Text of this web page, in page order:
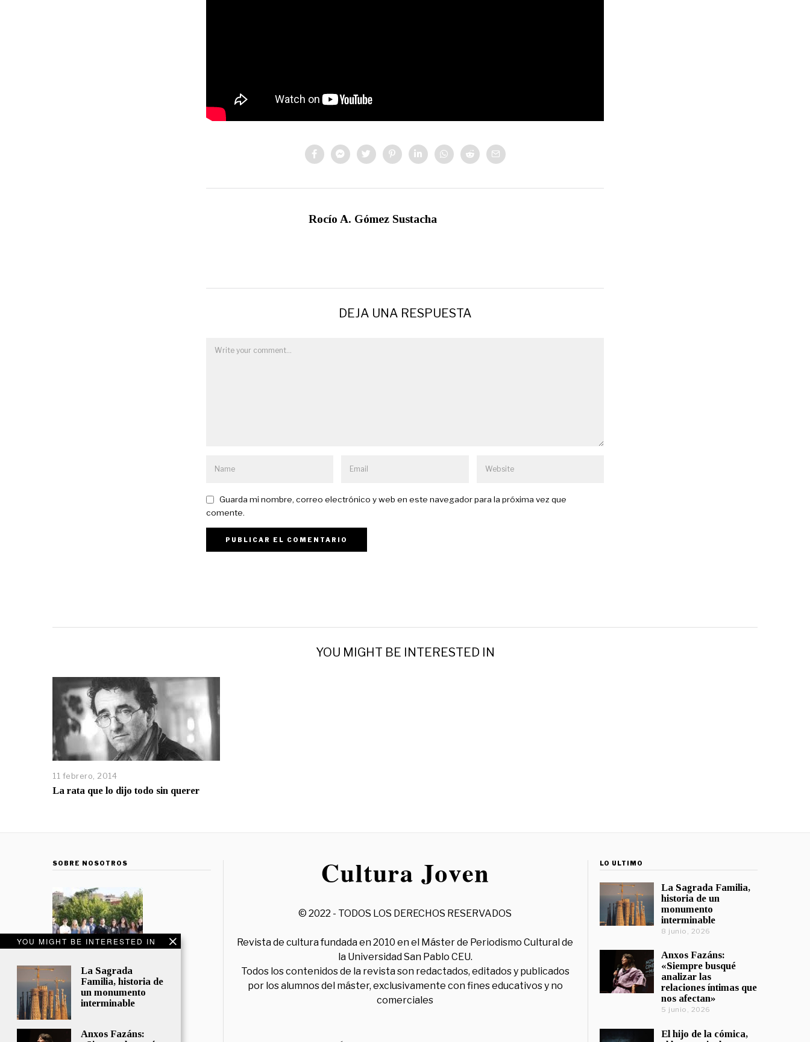
Rocío A. Gómez Sustacha
DEJA UNA RESPUESTA
Guarda mi nombre, correo electrónico y web en este navegador para la próxima vez que
comente.
YOU MIGHT BE INTERESTED IN
La Sagrada
Familia, historia de
un monumento
interminable
Anxos Fazáns:
YOU MIGHT BE INTERESTED IN
11 febrero, 2014
La rata que lo dijo todo sin querer
SOBRE NOSOTROS
© 2022 - TODOS LOS DERECHOS RESERVADOS
Revista de cultura fundada en 2010 en el Máster de Periodismo Cultural de
la Universidad San Pablo CEU.
Todos los contenidos de la revista son redactados, editados y publicados
por los alumnos del máster, exclusivamente con fines educativos y no
comerciales
LO ÚLTIMO
La Sagrada Familia,
historia de un
monumento
interminable
8 junio, 2026
Anxos Fazáns:
«Siempre busqué
analizar las
relaciones íntimas que
nos afectan»
5 junio, 2026
El hijo de la cómica,